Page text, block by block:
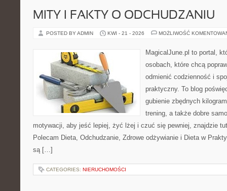
MITY I FAKTY O ODCHUDZANIU
POSTED BY ADMIN KWI - 21 - 2026 MOŻLIWOŚĆ
MagicalJune.pl to portal,
osobach, które chcą
odmienić codzienność i
praktyczny. To blog
gubienie zbędnych
trening, a także dobre
motywacji, aby jeść lepiej, żyć lżej i czuć się pewniej, znajdzie
Polecam Dieta, Odchudzanie, Zdrowe odżywianie i Dieta w
są […]
CATEGORIES: NIERUCHOMOŚCI